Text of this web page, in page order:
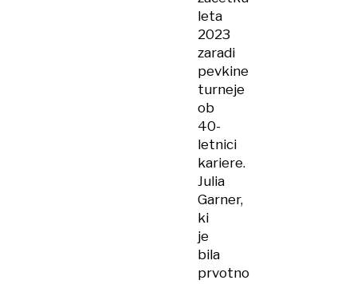
leta
2023
zaradi
pevkine
turneje
ob
40-
letnici
kariere.
Julia
Garner,
ki
je
bila
prvotno